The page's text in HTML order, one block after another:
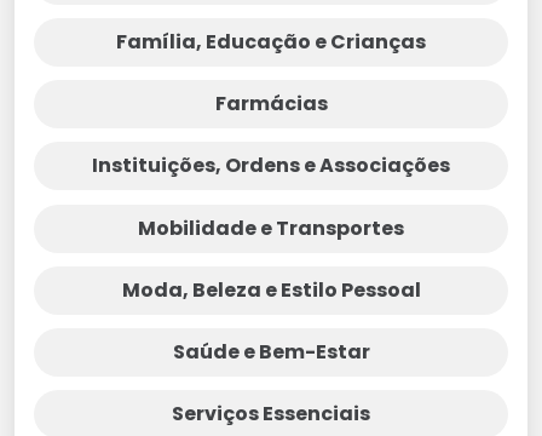
Família, Educação e Crianças
Farmácias
Instituições, Ordens e Associações
Mobilidade e Transportes
Moda, Beleza e Estilo Pessoal
Saúde e Bem-Estar
Serviços Essenciais